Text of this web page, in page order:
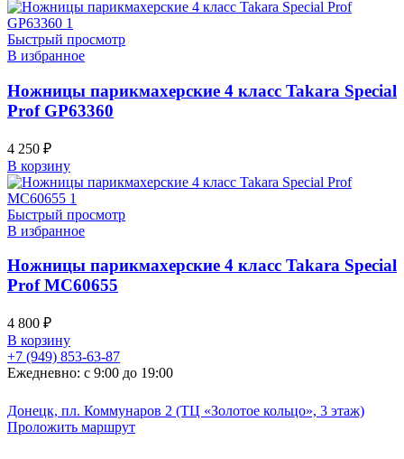
Быстрый просмотр
В избранное
Ножницы парикмахерские 4 класс Takara Special
Prof GP63360
4 250 ₽
В корзину
Быстрый просмотр
В избранное
Ножницы парикмахерские 4 класс Takara Special
Prof MC60655
4 800 ₽
В корзину
+7 (949) 853-63-87
Ежедневно: с 9:00 до 19:00
Донецк, пл. Коммунаров 2 (ТЦ «Золотое кольцо», 3 этаж)
Проложить маршрут